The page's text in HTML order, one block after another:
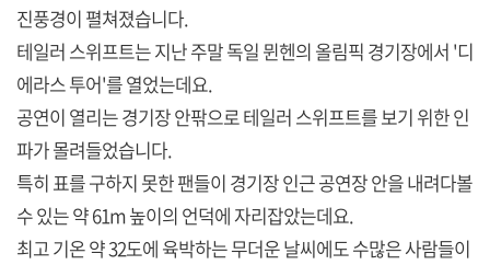
진풍경이 펼쳐졌습니다.
테일러 스위프트는 지난 주말 독일 뮌헨의 올림픽 경기장에서 '디
에라스 투어'를 열었는데요.
공연이 열리는 경기장 안팎으로 테일러 스위프트를 보기 위한 인
파가 몰려들었습니다.
특히 표를 구하지 못한 팬들이 경기장 인근 공연장 안을 내려다볼
수 있는 약 61m 높이의 언덕에 자리잡았는데요.
최고 기온 약 32도에 육박하는 무더운 날씨에도 수많은 사람들이